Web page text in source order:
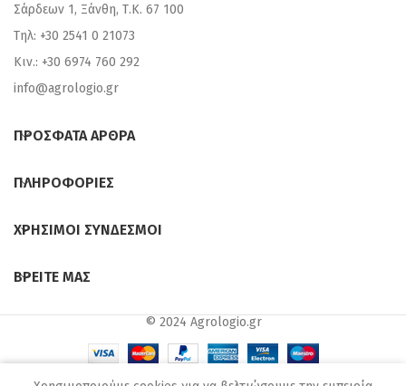
Σάρδεων 1, Ξάνθη, Τ.Κ. 67 100
Τηλ: +30 2541 0 21073
Κιν.: +30 6974 760 292
info@agrologio.gr
ΠΡΟΣΦΑΤΑ ΑΡΘΡΑ
ΠΛΗΡΟΦΟΡΙΕΣ
ΧΡΗΣΙΜΟΙ ΣΥΝΔΕΣΜΟΙ
ΒΡΕΙΤΕ ΜΑΣ
© 2024 Agrologio.gr